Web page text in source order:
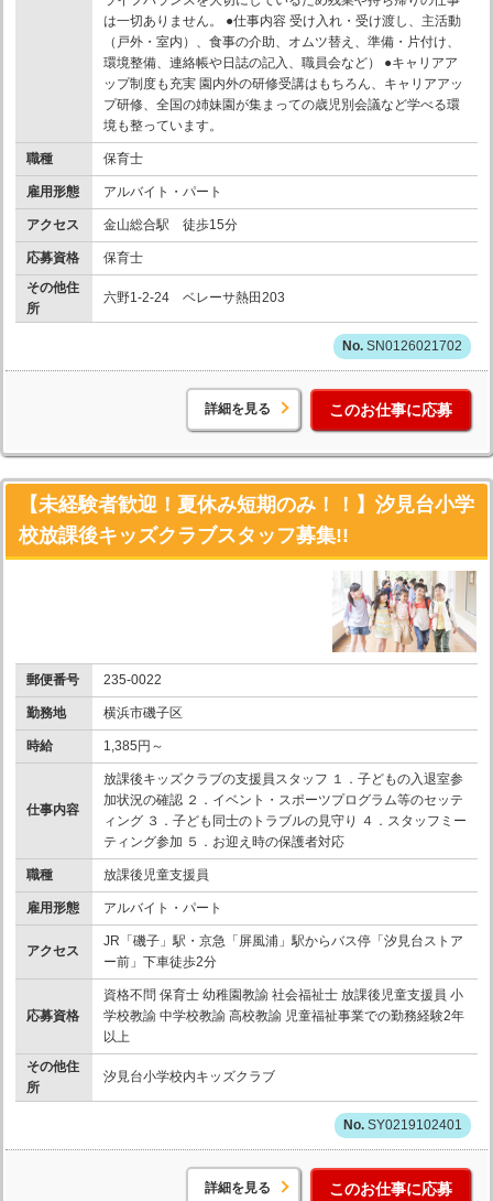
は一切ありません。 ●仕事内容 受け入れ・受け渡し、主活動
（戸外・室内）、食事の介助、オムツ替え、準備・片付け、
環境整備、連絡帳や日誌の記入、職員会など） ●キャリアア
ップ制度も充実 園内外の研修受講はもちろん、キャリアアッ
プ研修、全国の姉妹園が集まっての歳児別会議など学べる環
境も整っています。
職種 保育士
雇用形態 アルバイト・パート
アクセス 金山総合駅 徒歩15分
応募資格
保育士
その他住
所
六野1-2-24 ベレーサ熱田203
SN0126021702
詳細を見る このお仕事に応募
【未経験者歓迎！夏休み短期のみ！！】汐見台小学
校放課後キッズクラブスタッフ募集!!
郵便番号 235-0022
勤務地 横浜市磯子区
時給 1,385円～
仕事内容
放課後キッズクラブの支援員スタッフ １．子どもの入退室参
加状況の確認 ２．イベント・スポーツプログラム等のセッテ
ィング ３．子ども同士のトラブルの見守り ４．スタッフミー
ティング参加 ５．お迎え時の保護者対応
職種 放課後児童支援員
雇用形態 アルバイト・パート
アクセス
JR「磯子」駅・京急「屏風浦」駅からバス停「汐見台ストア
ー前」下車徒歩2分
応募資格
資格不問 保育士 幼稚園教諭 社会福祉士 放課後児童支援員 小
学校教諭 中学校教諭 高校教諭 児童福祉事業での勤務経験2年
以上
その他住
所
汐見台小学校内キッズクラブ
SY0219102401
詳細を見る このお仕事に応募